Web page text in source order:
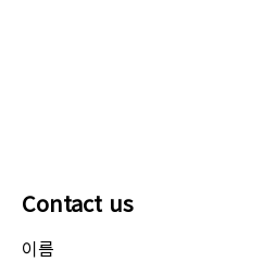
Contact us
이름